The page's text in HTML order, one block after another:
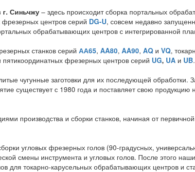
г. Синьчжу – здесь происходит сборка портальных
фрезерных центров серий DG-U, совсем недавно
обрабатывающих центров с интегрированной
станков серий АА65, AA80, AA90, AQ и VQ,
пятикоординатных фрезерных центров серий UG, UA и UB.
чугунные заготовки для их последующей обработки.
существует с 1980 года и поставляет свою продукцию
производства и сборки станков, начиная от
угловых фрезерных голов (90-градусных,
смены инструмента и угловых голов. После этого
для токарно-карусельных обрабатывающих центров и